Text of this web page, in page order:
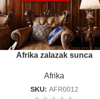
Afrika zalazak sunca
Afrika
SKU: AFR0012